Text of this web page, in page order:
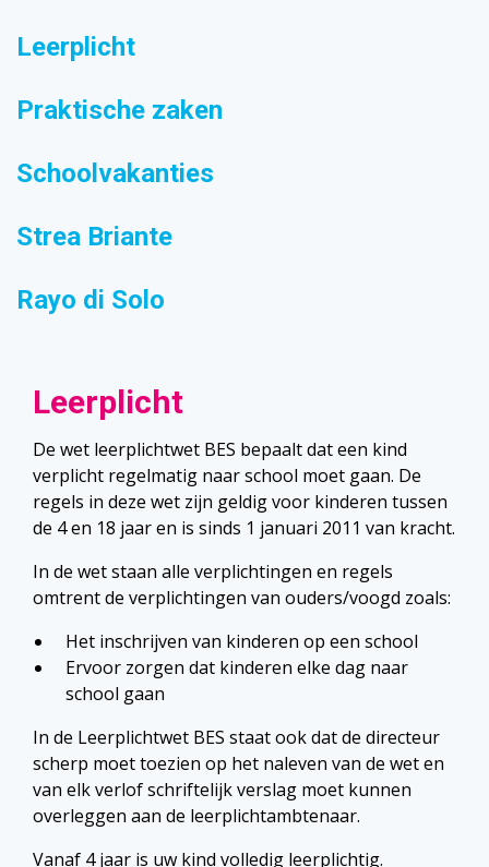
Leerplicht
Praktische zaken
Schoolvakanties
Strea Briante
Rayo di Solo
Leerplicht
De wet leerplichtwet BES bepaalt dat een kind
verplicht regelmatig naar school moet gaan. De
regels in deze wet zijn geldig voor kinderen tussen
de 4 en 18 jaar en is sinds 1 januari 2011 van kracht.
In de wet staan alle verplichtingen en regels
omtrent de verplichtingen van ouders/voogd zoals:
Het inschrijven van kinderen op een school
Ervoor zorgen dat kinderen elke dag naar
school gaan
In de Leerplichtwet BES staat ook dat de directeur
scherp moet toezien op het naleven van de wet en
van elk verlof schriftelijk verslag moet kunnen
overleggen aan de leerplichtambtenaar.
Vanaf 4 jaar is uw kind volledig leerplichtig.